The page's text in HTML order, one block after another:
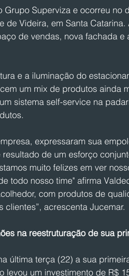
Superviza e ocorreu no
Videira, em Santa Catarina.
de vendas, nova fachada e
e a iluminação do
um mix de produtos ainda
sistema self-service na
expressaram sua
de um esforço
muito felizes em ver
todo nosso time" afirma
com produtos de
acrescenta Jucemar.
na reestruturação de sua
última terça (22) a sua
levou um investimento de R$